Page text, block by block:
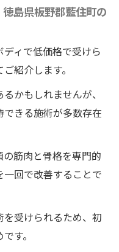
島県板野郡藍住町の
ィで低価格で受けら
紹介します。
かもしれませんが、
きる施術が多数存在
筋肉と骨格を専門的
回で改善することで
受けられるため、初
す。